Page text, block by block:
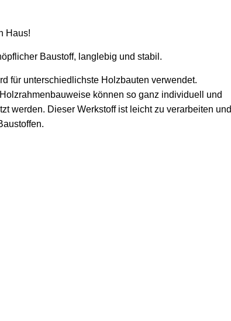
Haus!
Baustoff, langlebig und stabil.
für unterschiedlichste Holzbauten verwendet.
können so ganz individuell und
werden. Dieser Werkstoff ist leicht zu verarbeiten und